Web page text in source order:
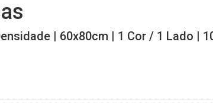
| 60x80cm | 1 Cor / 1 Lado |